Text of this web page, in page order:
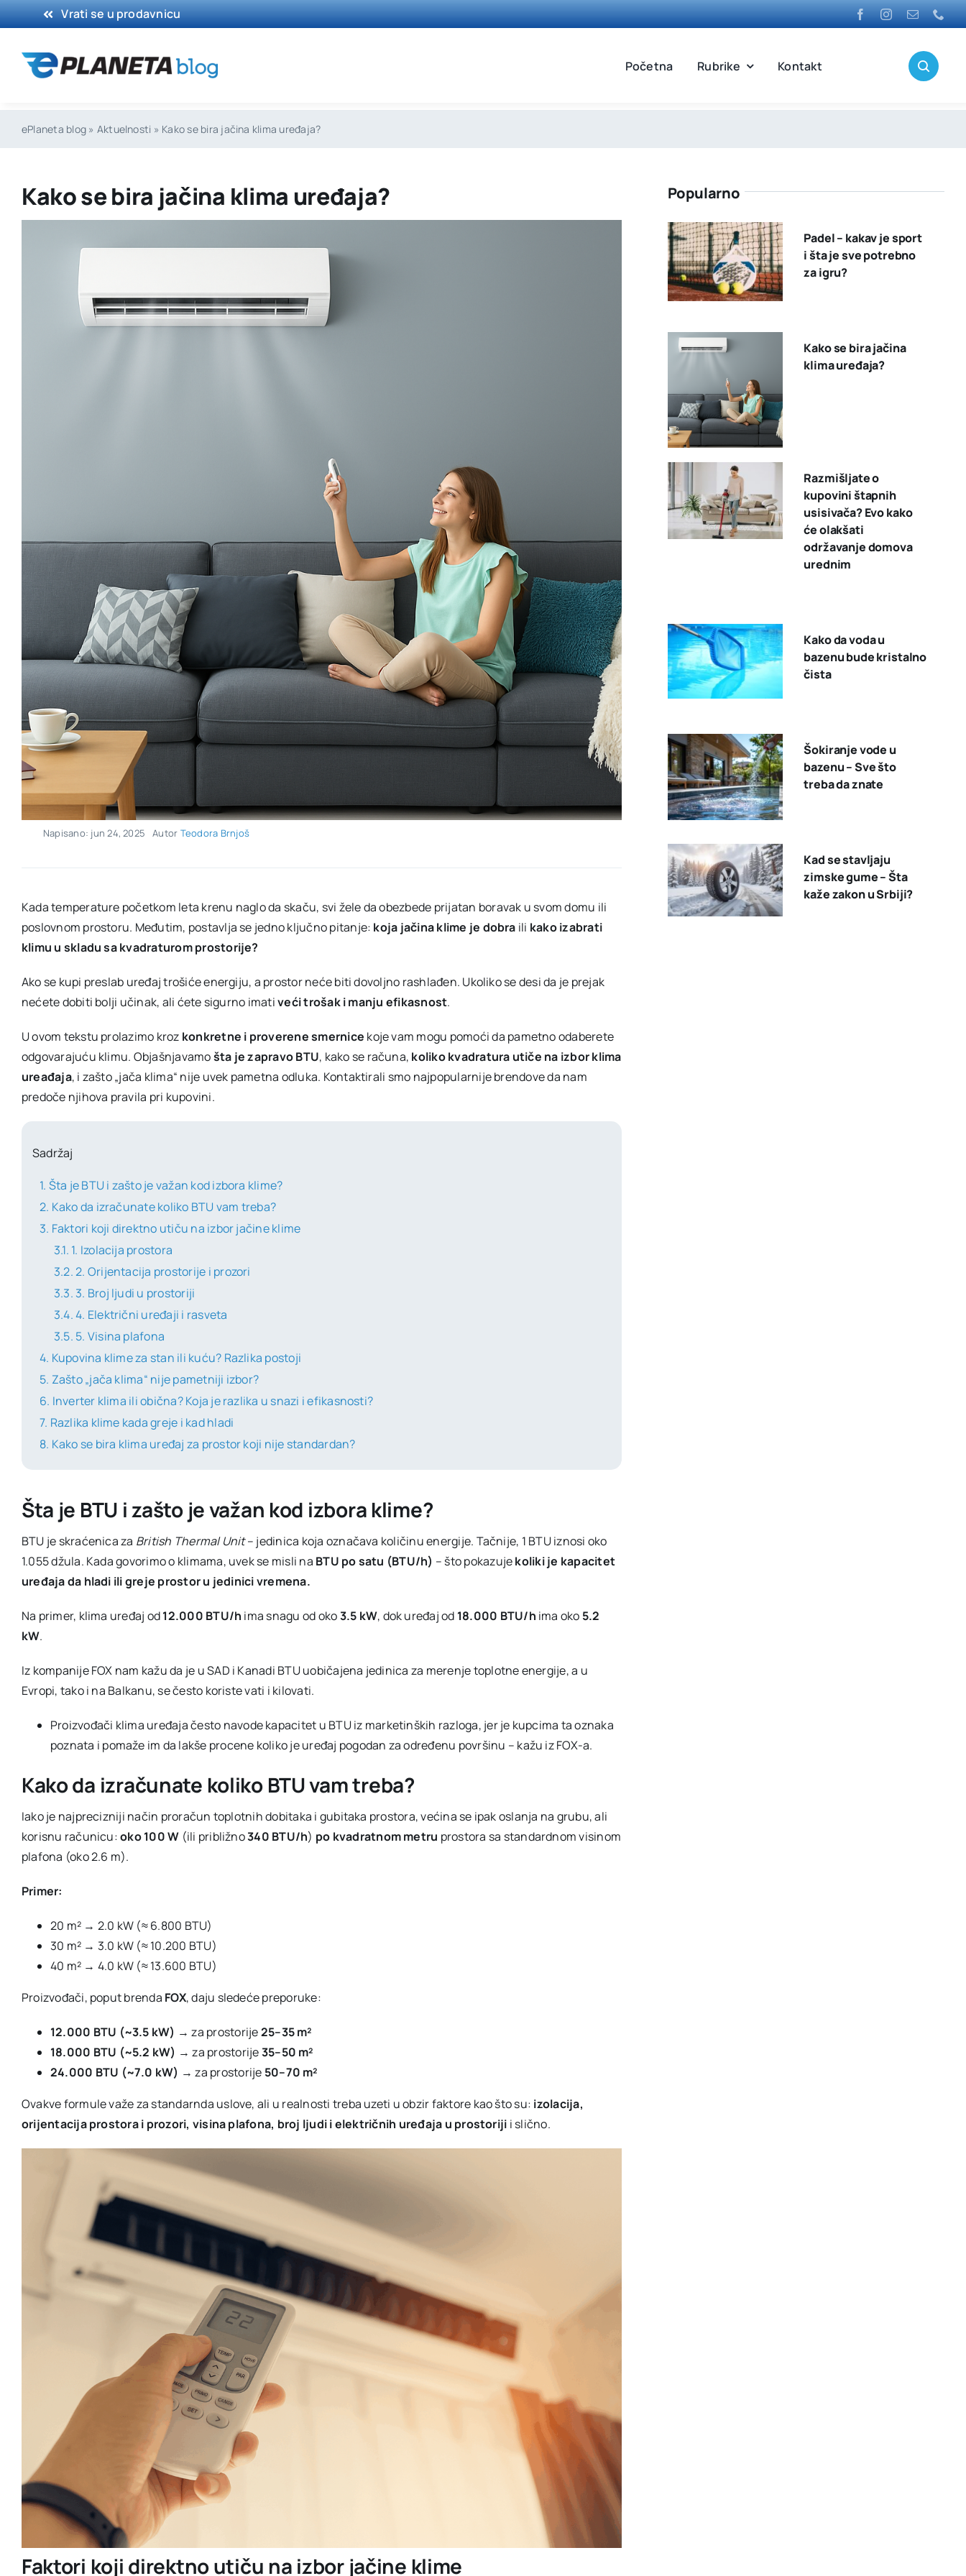
Skip
to
content
Vrati se u prodavnicu
Početna Rubrike Kontakt
ePlaneta blog » Aktuelnosti » Kako se bira jačina klima uređaja?
Kako se bira jačina klima uređaja?
Napisano: jun 24, 2025 Autor Teodora Brnjoš
Kada temperature početkom leta krenu naglo da skaču, svi žele da obezbede prijatan boravak u svom domu ili
poslovnom prostoru. Međutim, postavlja se jedno ključno pitanje: koja jačina klime je dobra ili kako izabrati
klimu u skladu sa kvadraturom prostorije?
Ako se kupi preslab uređaj trošiće energiju, a prostor neće biti dovoljno rashlađen. Ukoliko se desi da je prejak
nećete dobiti bolji učinak, ali ćete sigurno imativeći trošak i manju efikasnost.
U ovom tekstu prolazimo kroz konkretne i proverene smernice koje vam mogu pomoći da pametno odaberete
odgovarajuću klimu. Objašnjavamošta je zapravo BTU, kako se računa, koliko kvadratura utiče na izbor klima
ureađaja, i zašto „jača klima“ nije uvek pametna odluka. Kontaktirali smo najpopularnije brendove da nam
predoče njihova pravila pri kupovini.
Sadržaj
Šta je BTU i zašto je važan kod izbora klime?
Kako da izračunate koliko BTU vam treba?
Faktori koji direktno utiču na izbor jačine klime
1. Izolacija prostora
2. Orijentacija prostorije i prozori
3. Broj ljudi u prostoriji
4. Električni uređaji i rasveta
5. Visina plafona
Kupovina klime za stan ili kuću? Razlika postoji
Zašto „jača klima“ nije pametniji izbor?
Inverter klima ili obična? Koja je razlika u snazi i efikasnosti?
Razlika klime kada greje i kad hladi
Kako se bira klima uređaj za prostor koji nije standardan?
Šta je BTU i zašto je važan kod izbora klime?
BTU je skraćenica za British Thermal Unit– jedinica koja označava količinu energije. Tačnije, 1 BTU iznosi oko
1.055 džula. Kada govorimo o klimama, uvek se misli na BTU po satu (BTU/h) – što pokazujekoliki je kapacitet
uređaja da hladi ili greje prostor u jedinici vremena.
Na primer, klima uređaj od12.000 BTU/h ima snagu od oko3.5 kW, dok uređaj od 18.000 BTU/h ima oko 5.2
kW.
Iz kompanije FOX nam kažu da je u SAD i Kanadi BTU uobičajena jedinica za merenje toplotne energije, a u
Evropi, tako i na Balkanu, se često koriste vati i kilovati.
Proizvođači klima uređaja često navode kapacitet u BTU iz marketinških razloga, jer je kupcima ta oznaka
poznata i pomaže im da lakše procene koliko je uređaj pogodan za određenu površinu – kažu iz FOX-a.
Kako da izračunate koliko BTU vam treba?
Iako je najprecizniji način proračun toplotnih dobitaka i gubitaka prostora, većina se ipak oslanja na grubu, ali
korisnu računicu:oko 100 W (ili približno340 BTU/h) po kvadratnom metru prostora sa standardnom visinom
plafona (oko 2.6 m).
Primer:
20 m² → 2.0 kW (≈ 6.800 BTU)
30 m² → 3.0 kW (≈ 10.200 BTU)
40 m² → 4.0 kW (≈ 13.600 BTU)
Proizvođači, poput brenda FOX, daju sledeće preporuke:
12.000 BTU (~3.5 kW) → za prostorije25–35 m²
18.000 BTU (~5.2 kW) → za prostorije35–50 m²
24.000 BTU (~7.0 kW) → za prostorije 50–70 m²
Ovakve formule važe za standarnda uslove, ali u realnosti treba uzeti u obzir faktore kao što su: izolacija,
orijentacija prostora i prozori, visina plafona, broj ljudi i električnih uređaja u prostoriji i slično.
Faktori koji direktno utiču na izbor jačine klime
Popularno
Padel – kakav je sport
i šta je sve potrebno
za igru?
Kako se bira jačina
klima uređaja?
Razmišljate o
kupovini štapnih
usisivača? Evo kako
će olakšati
održavanje domova
urednim
Kako da voda u
bazenu bude kristalno
čista
Šokiranje vode u
bazenu – Sve što
treba da znate
Kad se stavljaju
zimske gume – Šta
kaže zakon u Srbiji?